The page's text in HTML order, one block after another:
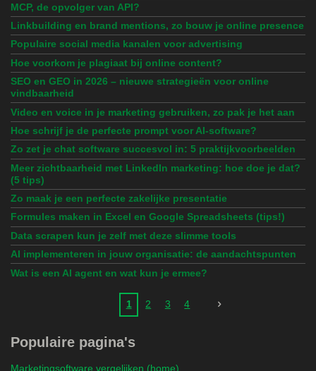
MCP, de opvolger van API?
Linkbuilding en brand mentions, zo bouw je online presence
Populaire social media kanalen voor advertising
Hoe voorkom je plagiaat bij online content?
SEO en GEO in 2026 – nieuwe strategieën voor online
vindbaarheid
Video en voice in je marketing gebruiken, zo pak je het aan
Hoe schrijf je de perfecte prompt voor AI-software?
Zo zet je chat software succesvol in: 5 praktijkvoorbeelden
Meer zichtbaarheid met LinkedIn marketing: hoe doe je dat?
(5 tips)
Zo maak je een perfecte zakelijke presentatie
Formules maken in Excel en Google Spreadsheets (tips!)
Data scrapen kun je zelf met deze slimme tools
AI implementeren in jouw organisatie: de aandachtspunten
Wat is een AI agent en wat kun je ermee?
1 2 3 4
Populaire pagina's
Marketingsoftware vergelijken (home)